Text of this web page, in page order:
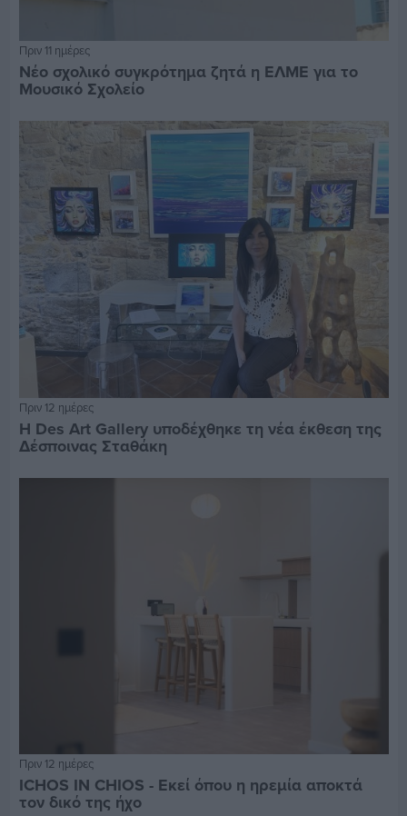
Πριν 11 ημέρες
Νέο σχολικό συγκρότημα ζητά η ΕΛΜΕ για το
Μουσικό Σχολείο
Πριν 12 ημέρες
Η Des Art Gallery υποδέχθηκε τη νέα έκθεση της
Δέσποινας Σταθάκη
Πριν 12 ημέρες
ICHOS IN CHIOS - Εκεί όπου η ηρεμία αποκτά
τον δικό της ήχο